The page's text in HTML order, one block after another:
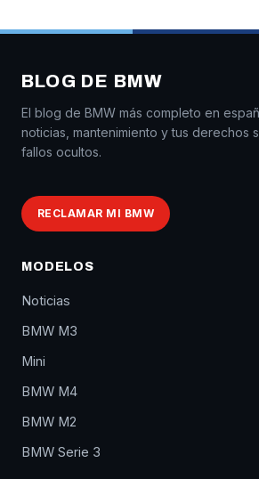
BLOG DE BMW
El blog de BMW más completo en
noticias, mantenimiento y tus derechos
fallos ocultos.
RECLAMAR MI BMW
MODELOS
Noticias
BMW M3
Mini
BMW M4
BMW M2
BMW Serie 3